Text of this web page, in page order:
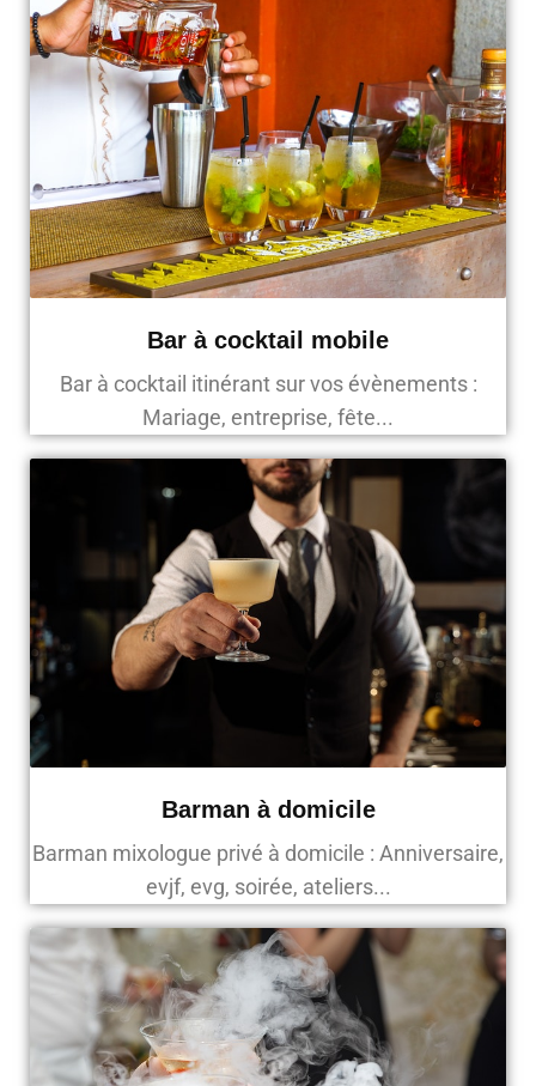
Bar à cocktail mobile
Bar à cocktail itinérant sur vos évènements :
Mariage, entreprise, fête...
Barman à domicile
Barman mixologue privé à domicile : Anniversaire,
evjf, evg, soirée, ateliers...